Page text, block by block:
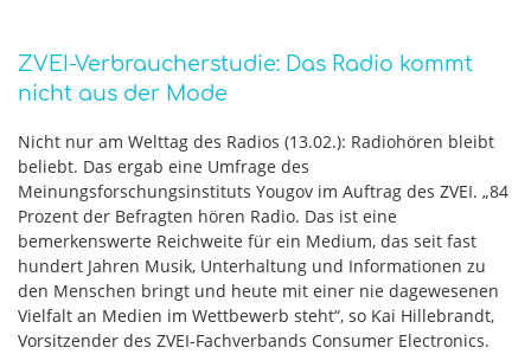
ZVEI-Verbraucherstudie: Das Radio kommt
nicht aus der Mode
Nicht nur am Welttag des Radios (13.02.): Radiohören bleibt
beliebt. Das ergab eine Umfrage des
Meinungsforschungsinstituts Yougov im Auftrag des ZVEI. „84
Prozent der Befragten hören Radio. Das ist eine
bemerkenswerte Reichweite für ein Medium, das seit fast
hundert Jahren Musik, Unterhaltung und Informationen zu
den Menschen bringt und heute mit einer nie dagewesenen
Vielfalt an Medien im Wettbewerb steht“, so Kai Hillebrandt,
Vorsitzender des ZVEI-Fachverbands Consumer Electronics.